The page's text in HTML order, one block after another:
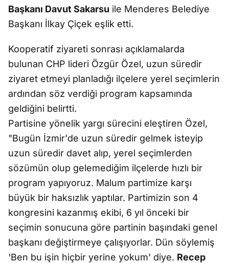
Başkanı Davut Sakarsu ile Menderes Belediye
Başkanı İlkay Çiçek eşlik etti.
Kooperatif ziyareti sonrası açıklamalarda
bulunan CHP lideri Özgür Özel, uzun süredir
ziyaret etmeyi planladığı ilçelere yerel seçimlerin
ardından söz verdiği program kapsamında
geldiğini belirtti.
Partisine yönelik yargı sürecini eleştiren Özel,
"Bugün İzmir'de uzun süredir gelmek isteyip
uzun süredir davet alıp, yerel seçimlerden
sözümün olup gelemediğim ilçelerde hızlı bir
program yapıyoruz. Malum partimize karşı
büyük bir haksızlık yaptılar. Partimizin son 4
kongresini kazanmış ekibi, 6 yıl önceki bir
seçimin sonucuna göre partinin başındaki genel
başkanı değiştirmeye çalışıyorlar. Dün söylemiş
'Ben bu işin hiçbir yerine yokum' diye. Recep